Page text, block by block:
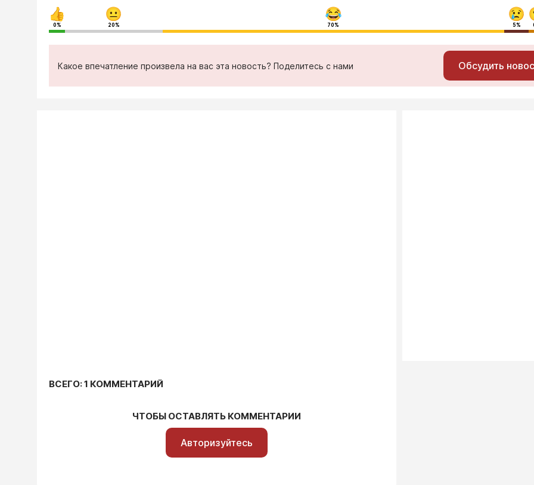
0% 20% 70% 5%
Какое впечатление произвела на вас эта новость? Поделитесь с нами Обсудить
ВСЕГО: 1 КОММЕНТАРИЙ
ЧТОБЫ ОСТАВЛЯТЬ КОММЕНТАРИИ
Авторизуйтесь